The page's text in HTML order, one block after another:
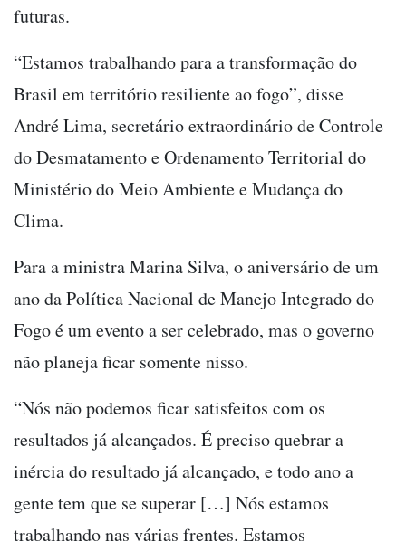
futuras.
“Estamos trabalhando para a transformação do
Brasil em território resiliente ao fogo”, disse
André Lima, secretário extraordinário de Controle
do Desmatamento e Ordenamento Territorial do
Ministério do Meio Ambiente e Mudança do
Clima.
Para a ministra Marina Silva, o aniversário de um
ano da Política Nacional de Manejo Integrado do
Fogo é um evento a ser celebrado, mas o governo
não planeja ficar somente nisso.
“Nós não podemos ficar satisfeitos com os
resultados já alcançados. É preciso quebrar a
inércia do resultado já alcançado, e todo ano a
gente tem que se superar […] Nós estamos
trabalhando nas várias frentes. Estamos